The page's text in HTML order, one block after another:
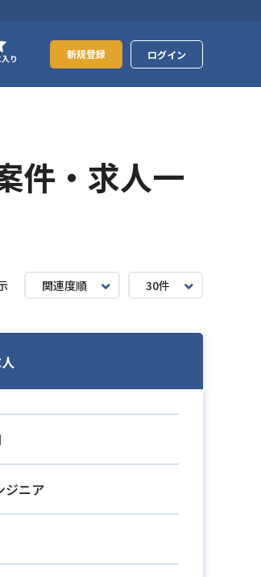
り 新規登録 ログイン
件・求人一
関連度順 30件
ジニア